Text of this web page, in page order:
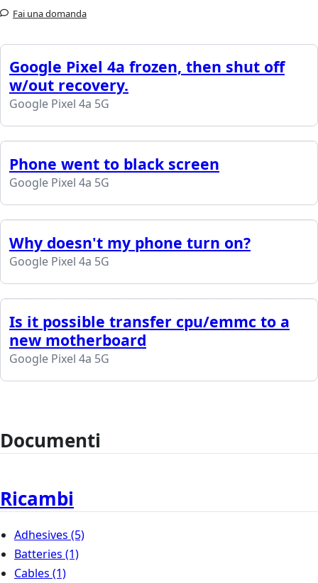
Fai una domanda
Google Pixel 4a frozen, then shut off
w/out recovery.
Google Pixel 4a 5G
Phone went to black screen
Google Pixel 4a 5G
Why doesn't my phone turn on?
Google Pixel 4a 5G
Is it possible transfer cpu/emmc to a
new motherboard
Google Pixel 4a 5G
Documenti
Ricambi
Adhesives (5)
Batteries (1)
Cables (1)